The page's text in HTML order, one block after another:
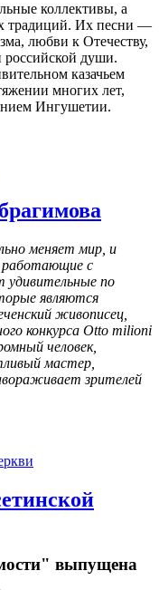
коллективы, а
традиций. Их песни —
любви к Отечеству,
российской души.
казачьем
многих лет,
Ингушетии.
меняет мир, и
работающие с
удивительные по
являются
живописец,
конкурса Otto milioni
человек,
мастер,
зрителей
выпущена